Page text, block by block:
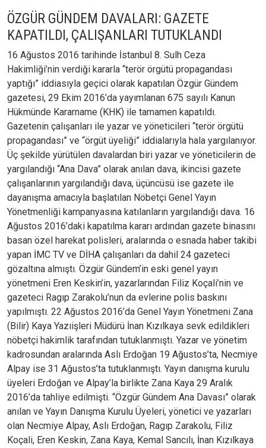
ÖZGÜR GÜNDEM DAVALARI: GAZETE
KAPATILDI, ÇALIŞANLARI TUTUKLANDI
16 Ağustos 2016 tarihinde İstanbul 8. Sulh Ceza
Hakimliği’nin verdiği kararla “terör örgütü propagandası
yaptığı” iddiasıyla geçici olarak kapatılan Özgür Gündem
gazetesi, 29 Ekim 2016’da yayımlanan 675 sayılı Kanun
Hükmünde Kararname (KHK) ile tamamen kapatıldı.
Gazetenin çalışanları ile yazar ve yöneticileri “terör örgütü
propagandası” ve “örgüt üyeliği” iddialarıyla hala yargılanıyor.
Üç şekilde yürütülen davalardan biri yazar ve yöneticilerin de
yargılandığı “Ana Dava” olarak anılan dava, ikincisi gazete
çalışanlarının yargılandığı dava, üçüncüsü ise gazete ile
dayanışma amacıyla başlatılan Nöbetçi Genel Yayın
Yönetmenliği kampanyasına katılanların yargılandığı dava. 16
Ağustos 2016’daki kapatılma kararı ardından gazete binasını
basan özel harekat polisleri, aralarında o esnada haber takibi
yapan İMC TV ve DİHA çalışanları da dahil 24 gazeteci
gözaltına almıştı. Özgür Gündem’in eski genel yayın
yönetmeni Eren Keskin’in, yazarlarından Filiz Koçali’nin ve
gazeteci Ragıp Zarakolu’nun da evlerine polis baskını
yapılmıştı. 22 Ağustos 2016’da Genel Yayın Yönetmeni Zana
(Bilir) Kaya Yazıişleri Müdürü İnan Kızılkaya sevk edildikleri
nöbetçi hakimlik tarafından tutuklanmıştı. Yazar ve yönetim
kadrosundan aralarında Aslı Erdoğan 19 Ağustos’ta, Necmiye
Alpay ise 31 Ağustos’ta tutuklanmıştı. Yayın danışma kurulu
üyeleri Erdoğan ve Alpay’la birlikte Zana Kaya 29 Aralık
2016’da tahliye edilmişti. “Özgür Gündem Ana Davası” olarak
anılan ve Yayın Danışma Kurulu Üyeleri, yönetici ve yazarları
olan Necmiye Alpay, Aslı Erdoğan, Ragıp Zarakolu, Filiz
Koçali, Eren Keskin, Zana Kaya, Kemal Sancılı, İnan Kızılkaya